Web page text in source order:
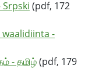
(pdf, 172
-
- தமிழ்(pdf, 179